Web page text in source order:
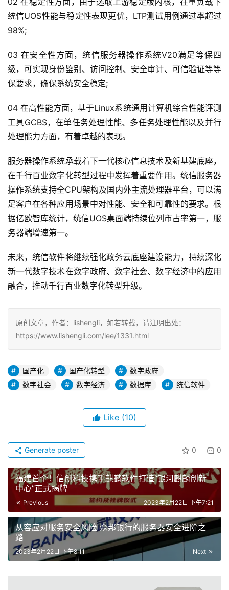
统信UOS性能与稳定性表现更优，LTP测试用例通过率超过
98%;
03 在安全性方面，统信服务器操作系统V20满足等保四
级，可实现身份鉴别、访问控制、安全审计、可信验证等等
保要求，确保系统安全稳定;
04 在高性能方面，基于Linux系统通用计算机综合性能评测
工具GCBS，在单任务处理性能、多任务处理性能以及并行
处理能力方面，有着卓越的表现。
服务器操作系统承载着下一代核心信息技术及新基建底座，
在千行百业数字化转型过程中发挥着重要作用。统信服务器
操作系统支持全CPU架构及国内外主流处理器平台，可以满
足客户在各种应用场景中对性能、安全和可靠性的要求。根
据亿欧智库统计，统信UOS桌面端持续位列市占率第一，服
务器端增速第一。
未来，统信软件将继续强化政务云底座建设能力，持续深化
新一代数字技术在数字政府、数字社会、数字经济中的应用
融合，推动千行百业数字化转型升级。
原创文章，作者：lishengli，如若转载，请注明出处：
https://www.lishengli.com/lee/1331.html
国产化 国产化转型
数字政府
数字社会
数字经济 数据库 统信软件
Like (10)
0 0
Generate poster
福建首个！信创科技携手麒麟软件打造“银河麒麟创新
中心”正式揭牌
Previous 2023年2月22日 下午7:21
从容应对服务安全风险 众邦银行的服务器安全进阶之
路
Next
2023年2月22日 下午8:11